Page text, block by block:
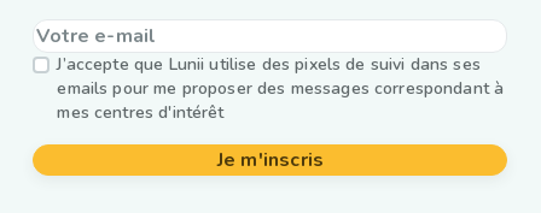
J’accepte que Lunii utilise des pixels de suivi dans ses
emails pour me proposer des messages correspondant à
mes centres d'intérêt
Je m'inscris